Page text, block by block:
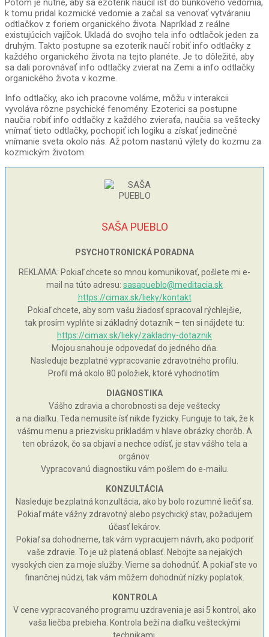
Potom je nutné, aby sa ezoterik naučil ísť do bunkového vedomia,
k tomu pridal kozmické vedomie a začal sa venovať vytváraniu
odtlačkov z foriem organického života. Napríklad z reálne
existujúcich vajíčok. Ukladá do svojho tela info odtlačok jeden za
druhým. Takto postupne sa ezoterik naučí robiť info odtlačky z
každého organického života na tejto planéte. Je to dôležité, aby
sa dali porovnávať info odtlačky zvierat na Zemi a info odtlačky
organického života v kozme.
Info odtlačky, ako ich pracovne voláme, môžu v interakcii
vyvoláva rôzne psychické fenomény. Ezoterici sa postupne
naučia robiť info odtlačky z každého zvieraťa, naučia sa veštecky
vnímať tieto odtlačky, pochopiť ich logiku a získať jedinečné
vnímanie sveta okolo nás. Až potom nastanú výlety do kozmu za
kozmickým životom.
SAŠA PUEBLO
PSYCHOTRONICKÁ PORADNA
REKLAMA: Pokiaľ chcete so mnou komunikovať, pošlete mi e-
mail na túto adresu: sasapueblo@meditacia.sk
https://cimax.sk/lieky/kontakt
Pokiaľ chcete, aby som vašu žiadosť spracoval rýchlejšie,
tak prosím vyplňte si základný dotazník – ten si nájdete tu:
https://cimax.sk/lieky/zakladny-dotaznik
Mojou snahou je odpovedať do jedného dňa.
Nasleduje bezplatné vypracovanie zdravotného profilu.
Profil má okolo 80 položiek, ktoré vyhodnotím.
DIAGNOSTIKA
Vášho zdravia a chorobnosti sa deje veštecky
a na diaľku. Teda nemusíte ísť nikde fyzicky. Funguje to tak, že k
vášmu menu a priezvisku prikladám v hlave obrázky chorôb. A
ten obrázok, čo sa objaví a nechce odísť, je stav vášho tela a
orgánov.
Vypracovanú diagnostiku vám pošlem do e-mailu.
KONZULTÁCIA
Nasleduje bezplatná konzultácia, ako by bolo rozumné liečiť sa.
Pokiaľ máte vážny zdravotný alebo psychický stav, požadujem
účasť lekárov.
Pokiaľ sa dohodneme, tak vám vypracujem návrh, ako podporiť
vaše zdravie. To je už platená oblasť. Nebojte sa nejakých
vysokých cien za moje služby. Vieme sa dohodnúť. A pokiaľ ste vo
finančnej núdzi, tak vám môžem dohodnúť nízky poplatok.
KONTROLA
V cene vypracovaného programu uzdravenia je asi 5 kontrol, ako
vaša liečba prebieha. Kontrola beží na diaľku vešteckými